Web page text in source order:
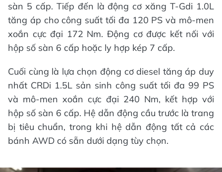
sàn 5 cấp. Tiếp đến là động cơ xăng T-Gdi 1.0L
tăng áp cho công suất tối đa 120 PS và mô-men
xoắn cực đại 172 Nm. Động cơ được kết nối với
hộp số sàn 6 cấp hoặc ly hợp kép 7 cấp.
Cuối cùng là lựa chọn động cơ diesel tăng áp duy
nhất CRDi 1.5L sản sinh công suất tối đa 99 PS
và mô-men xoắn cực đại 240 Nm, kết hợp với
hộp số sàn 6 cấp. Hệ dẫn động cầu trước là trang
bị tiêu chuẩn, trong khi hệ dẫn động tất cả các
bánh AWD có sẵn dưới dạng tùy chọn.